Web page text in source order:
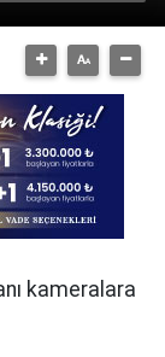
kameralara